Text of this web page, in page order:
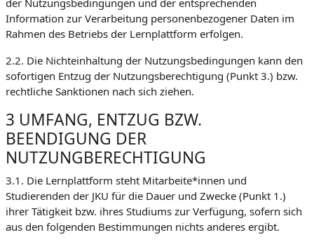
der Nutzungsbedingungen und der entsprechenden
Information zur Verarbeitung personenbezogener Daten im
Rahmen des Betriebs der Lernplattform erfolgen.
2.2. Die Nichteinhaltung der Nutzungsbedingungen kann den
sofortigen Entzug der Nutzungsberechtigung (Punkt 3.) bzw.
rechtliche Sanktionen nach sich ziehen.
3 UMFANG, ENTZUG BZW.
BEENDIGUNG DER
NUTZUNGBERECHTIGUNG
3.1. Die Lernplattform steht Mitarbeite*innen und
Studierenden der JKU für die Dauer und Zwecke (Punkt 1.)
ihrer Tätigkeit bzw. ihres Studiums zur Verfügung, sofern sich
aus den folgenden Bestimmungen nichts anderes ergibt.